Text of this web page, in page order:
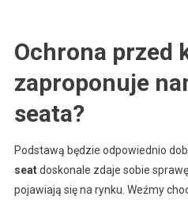
Ochrona przed
zaproponuje
seata?
Podstawą będzie odpowiednio
seatdoskonale zdaje sobie
pojawiają się na rynku. Weźmy